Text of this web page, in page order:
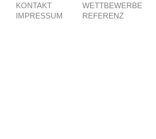
KONTAKT
IMPRESSUM
WETTBEWERBE
REFERENZ